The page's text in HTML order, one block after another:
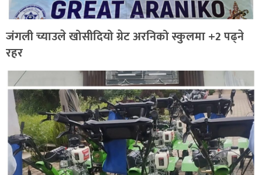
जंगली च्याउले खोसीदियो ग्रेट अरनिको स्कुलमा +2 पढ्ने
रहर